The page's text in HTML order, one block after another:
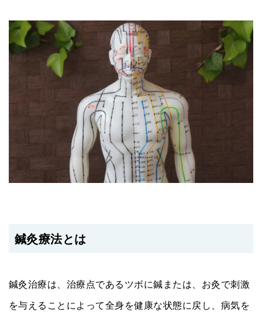
鍼灸療法とは
鍼灸治療は、治療点であるツボに鍼または、お灸で刺激
を与えることによって全身を健康な状態に戻し、病気を